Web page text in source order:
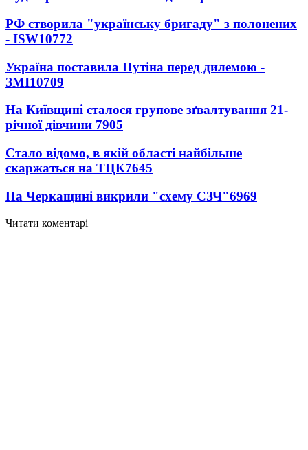
РФ створила "українську бригаду" з полонених
- ISW10772
Україна поставила Путіна перед дилемою -
ЗМІ10709
На Київщині сталося групове зґвалтування 21-
річної дівчини 7905
Стало відомо, в якій області найбільше
скаржаться на ТЦК7645
На Черкащині викрили "схему СЗЧ"6969
Читати коментарі